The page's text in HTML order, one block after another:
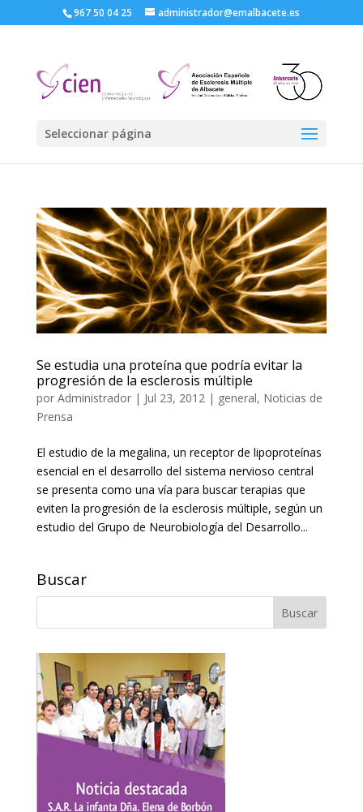
967 50 04 25 administrador@emalbacete.es
Seleccionar página
Se estudia una proteína que podría evitar la
progresión de la esclerosis múltiple
por Administrador| Jul 23, 2012| general, Noticias de
Prensa
El estudio de la megalina, un receptor de lipoproteínas
esencial en el desarrollo del sistema nervioso central
se presenta como una vía para buscar terapias que
eviten la progresión de la esclerosis múltiple, según un
estudio del Grupo de Neurobiología del Desarrollo...
Buscar